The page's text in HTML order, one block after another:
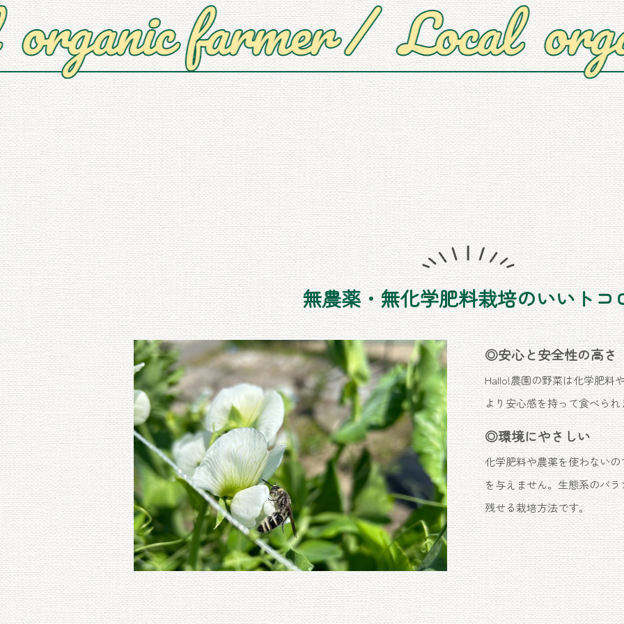
無農薬・無化学肥料栽培のいいトコ
◎安心と安全性の高さ
Hallo!農園の野菜は化学肥料
より安心感を持って食べられ
◎環境にやさしい
化学肥料や農薬を使わない
を与えません。生態系のバ
残せる栽培方法です。